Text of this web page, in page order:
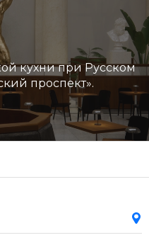
кухни при Русском
проспект».